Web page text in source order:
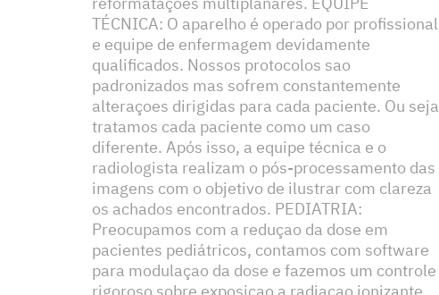
TÉCNICA: O aparelho é operado por profissional
e equipe de enfermagem devidamente
qualificados. Nossos protocolos sao
padronizados mas sofrem constantemente
alteraçoes dirigidas para cada paciente. Ou seja
tratamos cada paciente como um caso
diferente. Após isso, a equipe técnica e o
radiologista realizam o pós-processamento das
imagens com o objetivo de ilustrar com clareza
os achados encontrados. PEDIATRIA:
Preocupamos com a reduçao da dose em
pacientes pediátricos, contamos com software
para modulaçao da dose e fazemos um controle